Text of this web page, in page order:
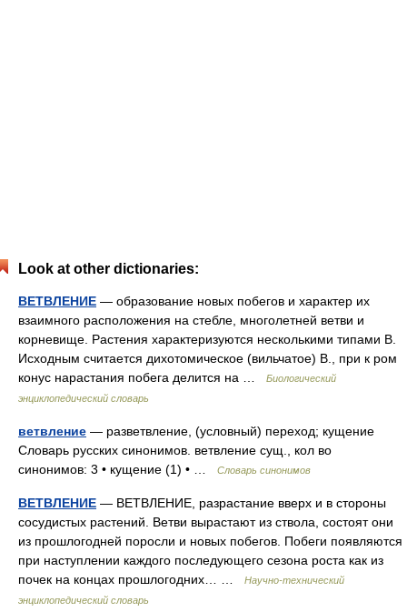
Look at other dictionaries:
ВЕТВЛЕНИЕ — образование новых побегов и характер их
взаимного расположения на стебле, многолетней ветви и
корневище. Растения характеризуются несколькими типами В.
Исходным считается дихотомическое (вильчатое) В., при к ром
конус нарастания побега делится на …
Биологический
энциклопедический словарь
ветвление — разветвление, (условный) переход; кущение
Словарь русских синонимов. ветвление сущ., кол во
синонимов: 3 • кущение (1) • …
Словарь синонимов
ВЕТВЛЕНИЕ — ВЕТВЛЕНИЕ, разрастание вверх и в стороны
сосудистых растений. Ветви вырастают из ствола, состоят они
из прошлогодней поросли и новых побегов. Побеги появляются
при наступлении каждого последующего сезона роста как из
почек на концах прошлогодних… …
Научно-технический
энциклопедический словарь